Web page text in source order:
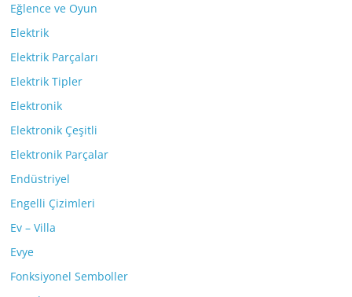
Eğlence ve Oyun
Elektrik
Elektrik Parçaları
Elektrik Tipler
Elektronik
Elektronik Çeşitli
Elektronik Parçalar
Endüstriyel
Engelli Çizimleri
Ev – Villa
Evye
Fonksiyonel Semboller